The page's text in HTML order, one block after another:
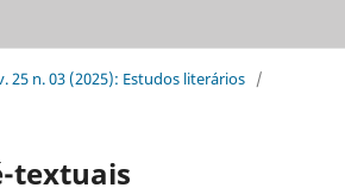
25 n. 03 (2025): Estudos literários /
textuais